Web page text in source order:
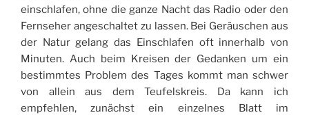
einschlafen, ohne die ganze Nacht das Radio oder den
Fernseher angeschaltet zu lassen. Bei Geräuschen aus
der Natur gelang das Einschlafen oft innerhalb von
Minuten. Auch beim Kreisen der Gedanken um ein
bestimmtes Problem des Tages kommt man schwer
von allein aus dem Teufelskreis. Da kann ich
empfehlen, zunächst ein einzelnes Blatt im